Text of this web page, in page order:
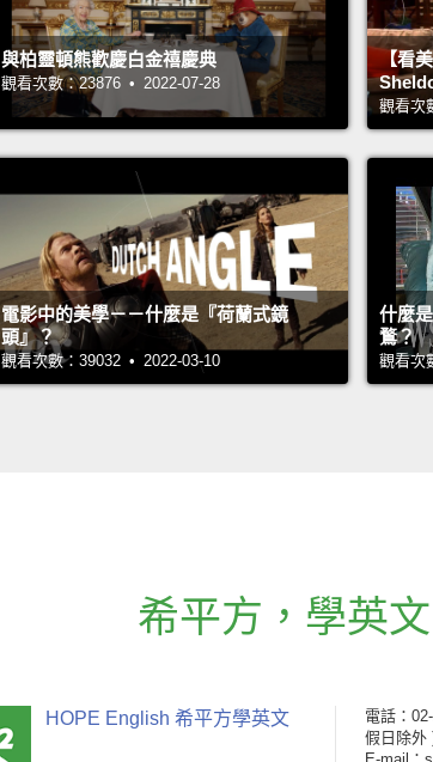
與柏靈頓熊歡慶白金禧慶典
觀看次數：23876 • 2022-07-28
【看
觀看次
電影中的美學－－什麼是『荷蘭式鏡
頭』？
觀看次數：39032 • 2022-03-10
什麼
鶩？
觀看次
希平方 ， 學英
HOPE English 希平方學英文 電話：
假日除外